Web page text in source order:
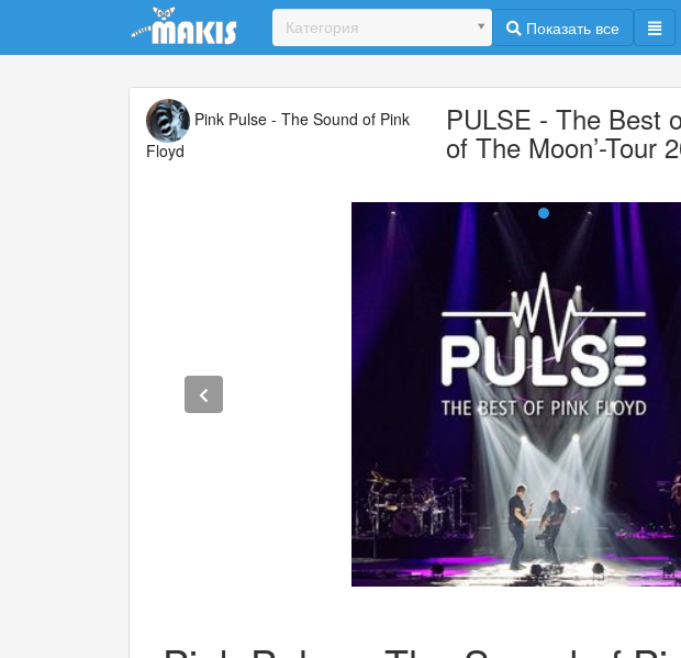
Update cookies preferences
Категория Показать все
Pink Pulse - The Sound of Pink
Floyd
PULSE - The Best
of The Moon’-Tour